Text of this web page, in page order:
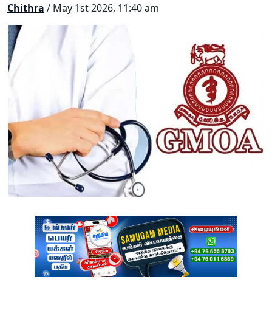
Chithra / May 1st 2026, 11:40 am